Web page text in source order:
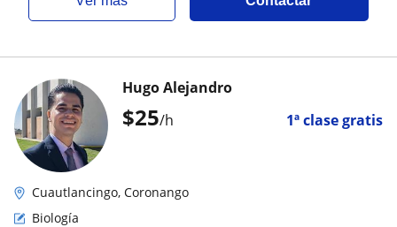
$25/h 1ª clase gratis
Hugo Alejandro
Cuautlancingo, Coronango
Biología